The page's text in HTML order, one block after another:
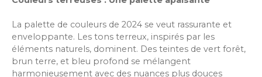
La palette de couleurs de 2024 se veut rassurante et
enveloppante. Les tons terreux, inspirés par les
éléments naturels, dominent. Des teintes de vert forêt,
brun terre, et bleu profond se mélangent
harmonieusement avec des nuances plus douces